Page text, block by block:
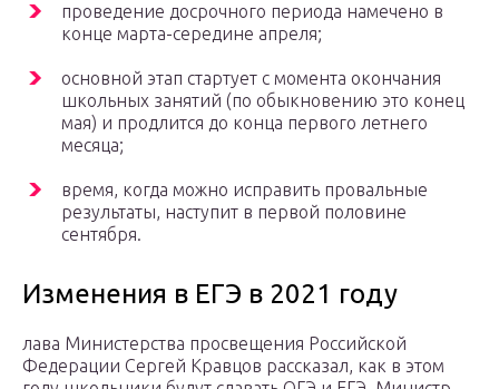
проведение досрочного периода намечено в
конце марта-середине апреля;
основной этап стартует с момента окончания
школьных занятий (по обыкновению это конец
мая) и продлится до конца первого летнего
месяца;
время, когда можно исправить провальные
результаты, наступит в первой половине
сентября.
Изменения в ЕГЭ в 2021 году
лава Министерства просвещения Российской
Федерации Сергей Кравцов рассказал, как в этом